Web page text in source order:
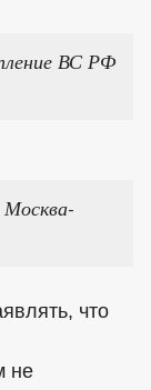
ВС РФ
Москва-
что
не